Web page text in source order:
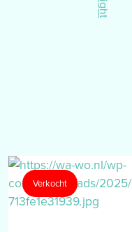
de overloop biedt toegang
Schuur
de schuur is ingedeeld
bereikbaar. De totale
Verkocht